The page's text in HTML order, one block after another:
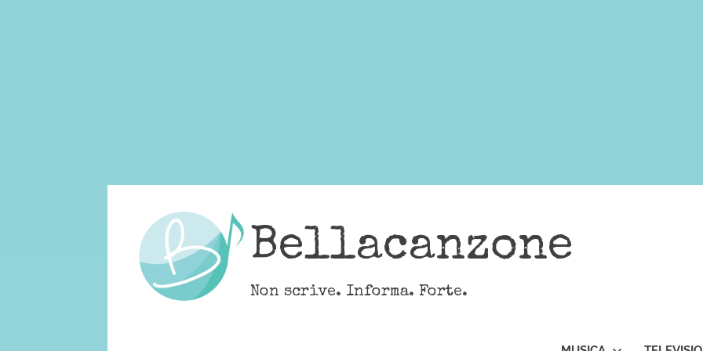
content
Bellacanzone
Non scrive. Informa. Forte.